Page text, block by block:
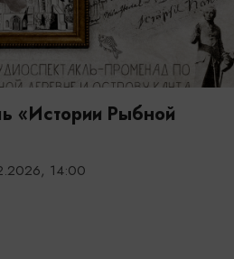
«Истории Рыбной
14:00